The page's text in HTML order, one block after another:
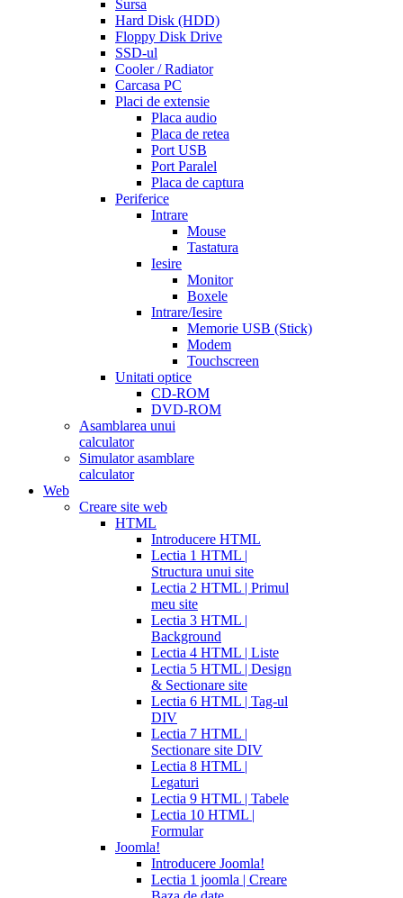
Sursa
Hard Disk (HDD)
Floppy Disk Drive
SSD-ul
Cooler / Radiator
Carcasa PC
Placi de extensie
Placa audio
Placa de retea
Port USB
Port Paralel
Placa de captura
Periferice
Intrare
Mouse
Tastatura
Iesire
Monitor
Boxele
Intrare/Iesire
Memorie USB (Stick)
Modem
Touchscreen
Unitati optice
CD-ROM
DVD-ROM
Asamblarea unui
calculator
Simulator asamblare
calculator
Web
Creare site web
HTML
Introducere HTML
Lectia 1 HTML |
Structura unui site
Lectia 2 HTML | Primul
meu site
Lectia 3 HTML |
Background
Lectia 4 HTML | Liste
Lectia 5 HTML | Design
& Sectionare site
Lectia 6 HTML | Tag-ul
DIV
Lectia 7 HTML |
Sectionare site DIV
Lectia 8 HTML |
Legaturi
Lectia 9 HTML | Tabele
Lectia 10 HTML |
Formular
Joomla!
Introducere Joomla!
Lectia 1 joomla | Creare